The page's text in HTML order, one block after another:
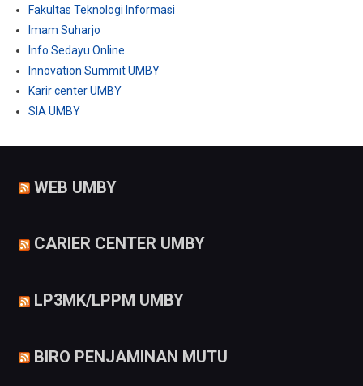
Fakultas Teknologi Informasi
Imam Suharjo
Info Sedayu Online
Innovation Summit UMBY
Karir center UMBY
SIA UMBY
WEB UMBY
CARIER CENTER UMBY
LP3MK/LPPM UMBY
BIRO PENJAMINAN MUTU